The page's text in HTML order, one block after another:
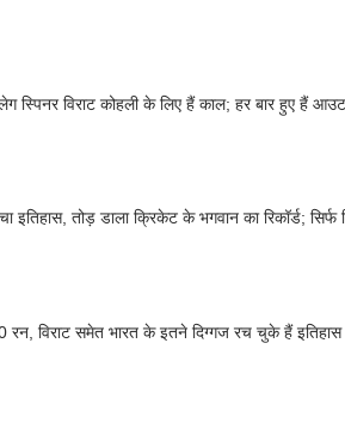
स्पिनर विराट कोहली के लिए हैं काल; हर बार हुए हैं आउट
इतिहास, तोड़ डाला क्रिकेट के भगवान का रिकॉर्ड; सिर्फ
रन, विराट समेत भारत के इतने दिग्गज रच चुके हैं इतिहास